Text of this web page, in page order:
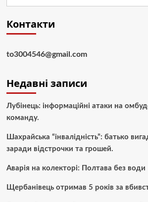
Контакти
to3004546@gmail.com
Недавні записи
Лубінець: інформаційні атаки на
команду.
Шахрайська “інвалідність”: батько
заради відстрочки та грошей.
Аварія на колекторі: Полтава без води
Щербанівець отримав 5 років за